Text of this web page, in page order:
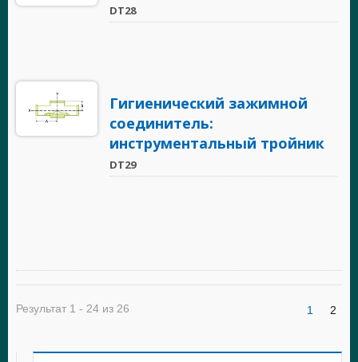
DT28
Гигиенический зажимной
соединитель:
инструментальный тройник
DT29
Результат 1 - 24 из 26 1 2